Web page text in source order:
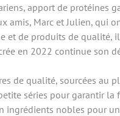
apport de protéines
amis, Marc et Julien,
et de produits de qualité,
en 2022 continue son
de qualité, sourcées au
séries pour garantir la
ingrédients nobles pour